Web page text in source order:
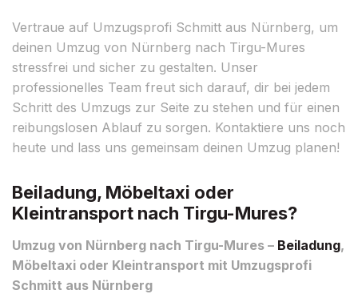
Vertraue auf Umzugsprofi Schmitt aus Nürnberg, um
deinen Umzug von Nürnberg nach Tirgu-Mures
stressfrei und sicher zu gestalten. Unser
professionelles Team freut sich darauf, dir bei jedem
Schritt des Umzugs zur Seite zu stehen und für einen
reibungslosen Ablauf zu sorgen. Kontaktiere uns noch
heute und lass uns gemeinsam deinen Umzug planen!
Beiladung, Möbeltaxi oder
Kleintransport nach Tirgu-Mures?
Umzug von Nürnberg nach Tirgu-Mures – Beiladung,
Möbeltaxi oder Kleintransport mit Umzugsprofi
Schmitt aus Nürnberg